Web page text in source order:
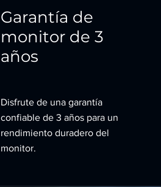
Garantía de
monitor de 3
años
Disfrute de una garantía
confiable de 3 años para un
rendimiento duradero del
monitor.